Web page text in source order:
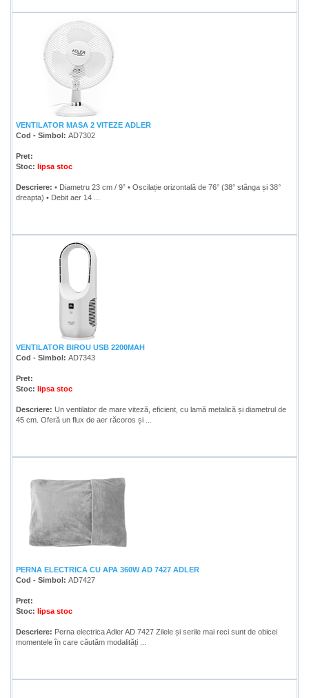
VENTILATOR MASA 2 VITEZE ADLER
Cod - Simbol: AD7302
Pret:
Stoc: lipsa stoc
Descriere: • Diametru 23 cm / 9” • Oscilație orizontală de 76° (38° stânga și 38°
dreapta) • Debit aer 14 ...
VENTILATOR BIROU USB 2200MAH
Cod - Simbol: AD7343
Pret:
Stoc: lipsa stoc
Descriere: Un ventilator de mare viteză, eficient, cu lamă metalică și diametrul de
45 cm. Oferă un flux de aer răcoros și ...
PERNA ELECTRICA CU APA 360W AD 7427 ADLER
Cod - Simbol: AD7427
Pret:
Stoc: lipsa stoc
Descriere: Perna electrica Adler AD 7427 Zilele și serile mai reci sunt de obicei
momentele în care căutăm modalități ...